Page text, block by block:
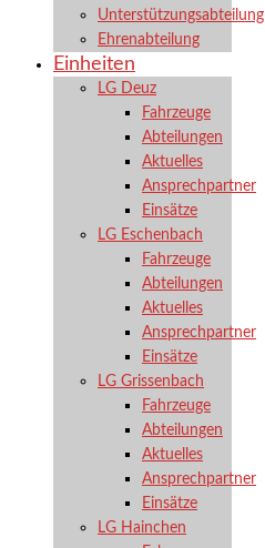
Unterstützungsabteilung
Ehrenabteilung
Einheiten
LG Deuz
Fahrzeuge
Abteilungen
Aktuelles
Ansprechpartner
Einsätze
LG Eschenbach
Fahrzeuge
Abteilungen
Aktuelles
Ansprechpartner
Einsätze
LG Grissenbach
Fahrzeuge
Abteilungen
Aktuelles
Ansprechpartner
Einsätze
LG Hainchen